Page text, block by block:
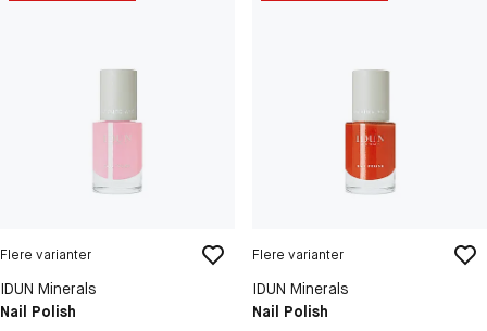
Flere varianter
IDUN Minerals
Nail Polish
Flere varianter
IDUN Minerals
Nail Polish